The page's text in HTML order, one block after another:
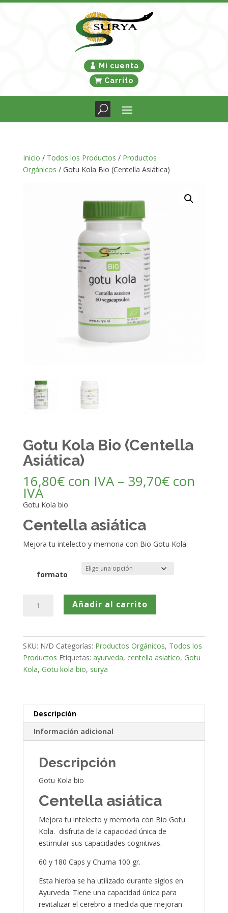
Mi cuenta
Carrito
Inicio / Todos los Productos / Productos
Orgánicos / Gotu Kola Bio (Centella Asiática)
Gotu Kola Bio (Centella
Asiática)
16,80€ con IVA– 39,70€ con
IVA
Gotu Kola bio
Centella asiática
Mejora tu intelecto y memoria con Bio Gotu Kola.
formato
(Centella
Asiática)
cantidad
Añadir al carrito
SKU: N/D Categorías: Productos Orgánicos, Todos los
Productos Etiquetas: ayurveda, centella asiatico, Gotu
Kola, Gotu kola bio, surya
Descripción
Información adicional
Descripción
Gotu Kola bio
Centella asiática
Mejora tu intelecto y memoria con Bio Gotu
Kola. disfruta de la capacidad única de
estimular sus capacidades cognitivas.
60 y 180 Caps y Churna 100 gr.
Esta hierba se ha utilizado durante siglos en
Ayurveda. Tiene una capacidad única para
revitalizar el cerebro a medida que mejoran